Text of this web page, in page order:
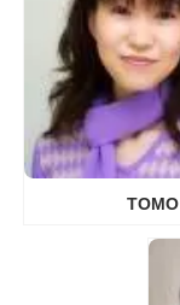
TOMO